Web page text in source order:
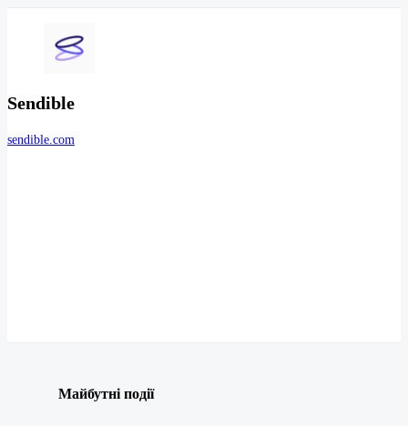
Sendible
sendible.com
Майбутні події